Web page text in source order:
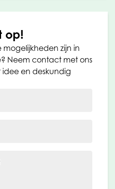
op!
zijn in
Neem contact met ons
en deskundig